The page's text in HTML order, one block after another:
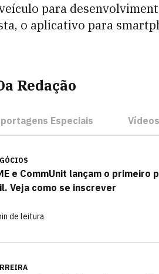
para
o aplicativo para
Redação
Especiais Vídeos
e CommUnit lançam o
Veja como se inscrever
de leitura